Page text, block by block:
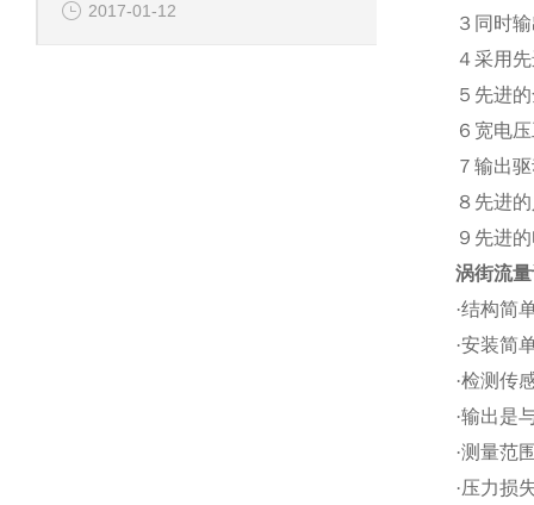
2017-01-12
３同时
４采用
５先进
６宽电
７输出
８先进
９先进
涡街流
·结构简
·安装简
·检测传
·输出是
·测量范
·压力损